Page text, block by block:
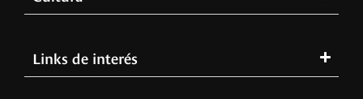
Links de interés